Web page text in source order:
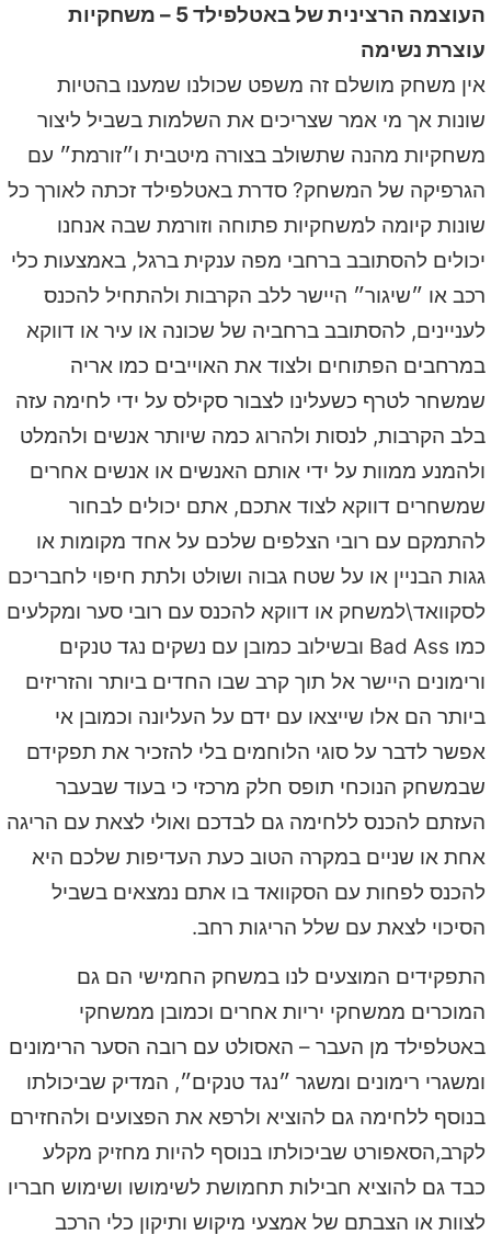
העוצמה הרצינית של באטלפילד 5 – משחקיות
עוצרת נשימה
אין משחק מושלם זה משפט שכולנו שמענו בהטיות
שונות אך מי אמר שצריכים את השלמות בשביל ליצור
משחקיות מהנה שתשולב בצורה מיטבית ו״זורמת״ עם
הגרפיקה של המשחק? סדרת באטלפילד זכתה לאורך כל
שונות קיומה למשחקיות פתוחה וזורמת שבה אנחנו
יכולים להסתובב ברחבי מפה ענקית ברגל, באמצעות כלי
רכב או ״שיגור״ היישר ללב הקרבות ולהתחיל להכנס
לעניינים, להסתובב ברחביה של שכונה או עיר או דווקא
במרחבים הפתוחים ולצוד את האוייבים כמו אריה
שמשחר לטרף כשעלינו לצבור סקילס על ידי לחימה עזה
בלב הקרבות, לנסות ולהרוג כמה שיותר אנשים ולהמלט
ולהמנע ממוות על ידי אותם האנשים או אנשים אחרים
שמשחרים דווקא לצוד אתכם, אתם יכולים לבחור
להתמקם עם רובי הצלפים שלכם על אחד מקומות או
גגות הבניין או על שטח גבוה ושולט ולתת חיפוי לחבריכם
לסקוואד\למשחק או דווקא להכנס עם רובי סער ומקלעים
כמו Bad Ass ובשילוב כמובן עם נשקים נגד טנקים
ורימונים היישר אל תוך קרב שבו החדים ביותר והזריזים
ביותר הם אלו שייצאו עם ידם על העליונה וכמובן אי
אפשר לדבר על סוגי הלוחמים בלי להזכיר את תפקידם
שבמשחק הנוכחי תופס חלק מרכזי כי בעוד שבעבר
העזתם להכנס ללחימה גם לבדכם ואולי לצאת עם הריגה
אחת או שניים במקרה הטוב כעת העדיפות שלכם היא
להכנס לפחות עם הסקוואד בו אתם נמצאים בשביל
הסיכוי לצאת עם שלל הריגות רחב.
התפקידים המוצעים לנו במשחק החמישי הם גם
המוכרים ממשחקי יריות אחרים וכמובן ממשחקי
באטלפילד מן העבר – האסולט עם רובה הסער הרימונים
ומשגרי רימונים ומשגר ״נגד טנקים״, המדיק שביכולתו
בנוסף ללחימה גם להוציא ולרפא את הפצועים ולהחזירם
לקרב,הסאפורט שביכולתו בנוסף להיות מחזיק מקלע
כבד גם להוציא חבילות תחמושת לשימושו ושימוש חבריו
לצוות או הצבתם של אמצעי מיקוש ותיקון כלי הרכב